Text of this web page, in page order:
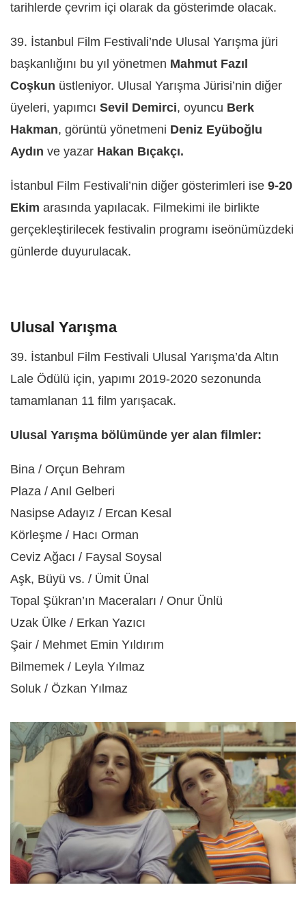
tarihlerde çevrim içi olarak da gösterimde olacak.
39. İstanbul Film Festivali’nde Ulusal Yarışma jüri
başkanlığını bu yıl yönetmen Mahmut Fazıl
Coşkun üstleniyor. Ulusal Yarışma Jürisi’nin diğer
üyeleri, yapımcı Sevil Demirci, oyuncu Berk
Hakman, görüntü yönetmeni Deniz Eyüboğlu
Aydın ve yazar Hakan Bıçakçı.
İstanbul Film Festivali’nin diğer gösterimleri ise 9-20
Ekim arasında yapılacak. Filmekimi ile birlikte
gerçekleştirilecek festivalin programı iseönümüzdeki
günlerde duyurulacak.
Ulusal Yarışma
39. İstanbul Film Festivali Ulusal Yarışma’da Altın
Lale Ödülü için, yapımı 2019-2020 sezonunda
tamamlanan 11 film yarışacak.
Ulusal Yarışma bölümünde yer alan filmler:
Bina / Orçun Behram
Plaza / Anıl Gelberi
Nasipse Adayız / Ercan Kesal
Körleşme / Hacı Orman
Ceviz Ağacı / Faysal Soysal
Aşk, Büyü vs. / Ümit Ünal
Topal Şükran’ın Maceraları / Onur Ünlü
Uzak Ülke / Erkan Yazıcı
Şair / Mehmet Emin Yıldırım
Bilmemek / Leyla Yılmaz
Soluk / Özkan Yılmaz